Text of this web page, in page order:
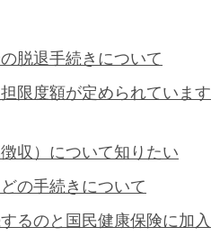
脱退手続きについて
限度額が定められています
収）について知りたい
の手続きについて
るのと国民健康保険に加入